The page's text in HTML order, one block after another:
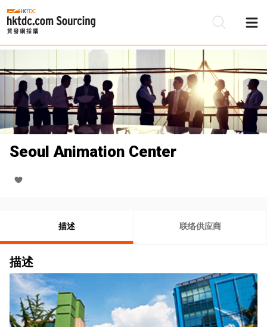
Seoul Animation Center
描述 联络供应商
描述